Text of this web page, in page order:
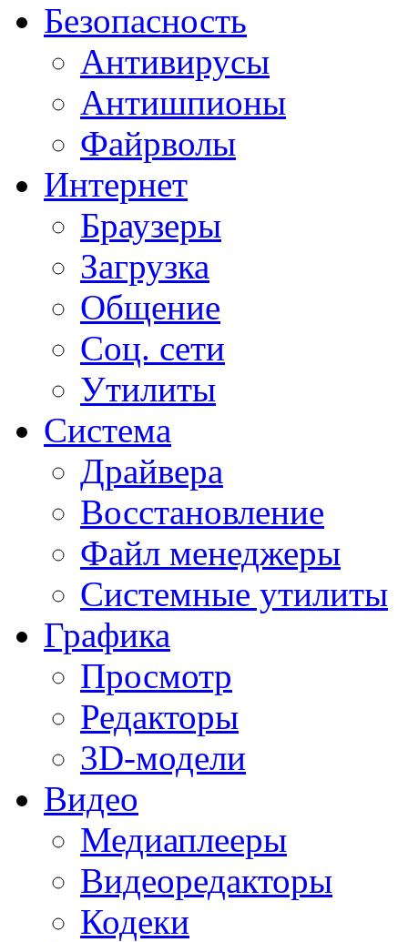
Безопасность
Антивирусы
Антишпионы
Файрволы
Интернет
Браузеры
Загрузка
Общение
Соц. сети
Утилиты
Система
Драйвера
Восстановление
Файл менеджеры
Системные утилиты
Графика
Просмотр
Редакторы
3D-модели
Видео
Медиаплееры
Видеоредакторы
Кодеки